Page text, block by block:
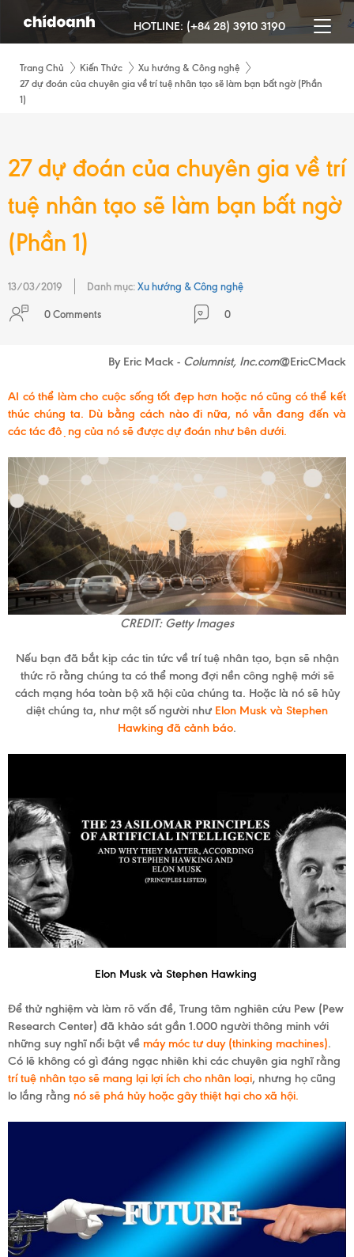
HOTLINE: (+84 28) 3910 3190
Trang Chủ Kiến Thức
Xu hướng & Công nghệ
27 dự đoán của chuyên gia về trí tuệ nhân tạo sẽ làm bạn bất ngờ (Phần
1)
27 dự đoán của chuyên gia về trí
tuệ nhân tạo sẽ làm bạn bất ngờ
(Phần 1)
13/03/2019 Danh mục:Xu hướng & Công nghệ
0
0 Comments
By Eric Mack - Columnist, Inc.com@EricCMack
AI có thể làm cho cuộc sống tốt đẹp hơn hoặc nó cũng có thể kết
thúc chúng ta. Dù bằng cách nào đi nữa, nó vẫn đang đến và
các tác động của nó sẽ được dự đoán như bên dưới.
CREDIT: Getty Images
Nếu bạn đã bắt kịp các tin tức về trí tuệ nhân tạo, bạn sẽ nhận
thức rõ rằng chúng ta có thể mong đợi nền công nghệ mới sẽ
cách mạng hóa toàn bộ xã hội của chúng ta. Hoặc là nó sẽ hủy
diệt chúng ta, như một số người nhưElon Musk và Stephen
Hawking đã cảnh báo.
Elon Musk và Stephen Hawking
Để thử nghiệm và làm rõ vấn đề, Trung tâm nghiên cứu Pew (Pew
Research Center) đã khảo sát gần 1.000 người thông minh với
những suy nghĩ nổi bật về máy móc tư duy (thinking machines).
Có lẽ không có gì đáng ngạc nhiên khi các chuyên gia nghĩ rằng
trí tuệ nhân tạo sẽ mang lại lợi ích cho nhân loại, nhưng họ cũng
lo lắng rằng nó sẽ phá hủy hoặc gây thiệt hại cho xã hội.